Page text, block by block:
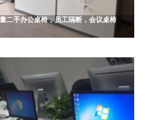
二手办公桌椅，员工隔断，会议桌椅